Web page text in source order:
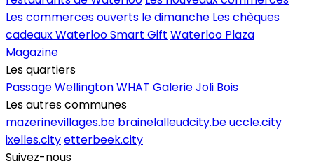
Les commerces ouverts le dimanche Les chèques
cadeaux Waterloo Smart Gift Waterloo Plaza
Magazine
Les quartiers
Passage WellingtonWHAT GalerieJoli Bois
Les autres communes
mazerinevillages.be brainelalleudcity.beuccle.city
ixelles.cityetterbeek.city
Suivez-nous